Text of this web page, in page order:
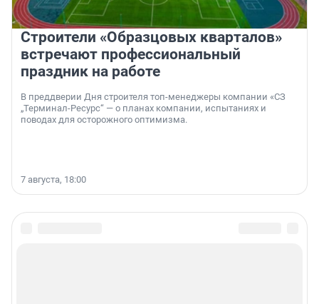
Строители «Образцовых кварталов»
встречают профессиональный
праздник на работе
В преддверии Дня строителя топ-менеджеры компании «СЗ
„Терминал-Ресурс“ — о планах компании, испытаниях и
поводах для осторожного оптимизма.
7 августа, 18:00